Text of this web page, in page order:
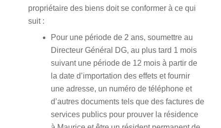
propriétaire des biens doit se conformer à ce qui
suit :
Pour une période de 2 ans, soumettre au
Directeur Général DG, au plus tard 1 mois
suivant une période de 12 mois à partir de
la date d’importation des effets et fournir
une adresse, un numéro de téléphone et
d’autres documents tels que des factures de
services publics pour prouver la résidence